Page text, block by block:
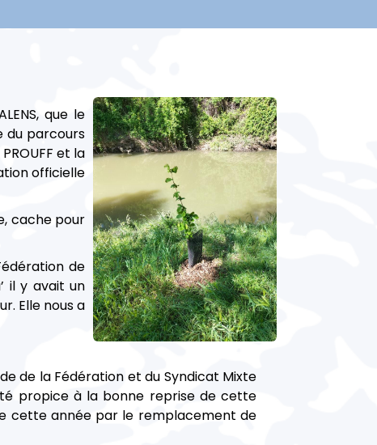
que le
du parcours
et la
officielle
cache pour
de
il y avait un
Elle nous a
de la Fédération et du Syndicat Mixte
propice à la bonne reprise de cette
cette année par le remplacement de